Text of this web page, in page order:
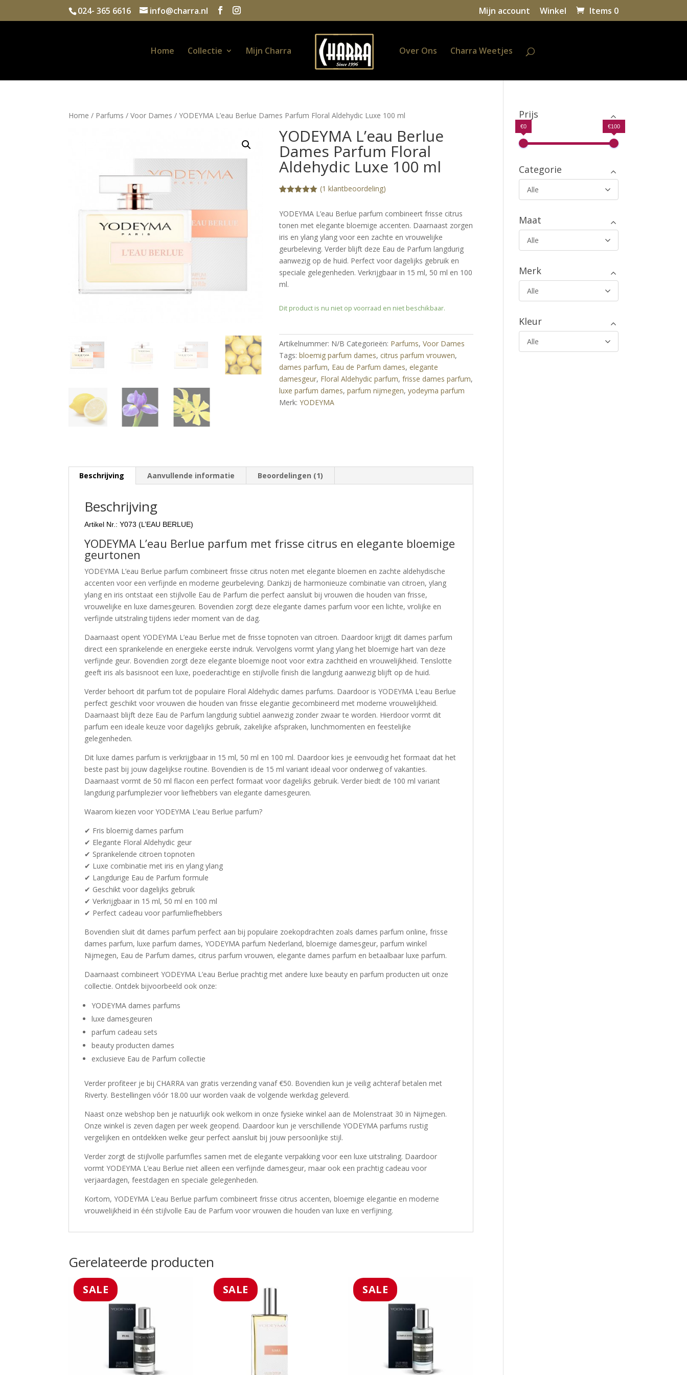
024- 365 6616 info@charra.nl Mijn account Winkel Items 0
Home Collectie Mijn Charra Over Ons Charra Weetjes
Home / Parfums /Voor Dames / YODEYMA L’eau Berlue Dames Parfum Floral Aldehydic Luxe 100 ml
YODEYMA L’eau Berlue
Dames Parfum Floral
Aldehydic Luxe 100 ml
gebaseerd
klantbeoorde
ling
(1 klantbeoordeling)
YODEYMA L’eau Berlue parfum combineert frisse citrus
tonen met elegante bloemige accenten. Daarnaast zorgen
iris en ylang ylang voor een zachte en vrouwelijke
geurbeleving. Verder blijft deze Eau de Parfum langdurig
aanwezig op de huid. Perfect voor dagelijks gebruik en
speciale gelegenheden. Verkrijgbaar in 15 ml, 50 ml en 100
ml.
Dit product is nu niet op voorraad en niet beschikbaar.
Artikelnummer: N/B Categorieën: Parfums,Voor Dames
Tags:bloemig parfum dames,citrus parfum vrouwen,
dames parfum, Eau de Parfum dames,elegante
damesgeur, Floral Aldehydic parfum,frisse dames parfum,
luxe parfum dames,parfum nijmegen,yodeyma parfum
Merk:YODEYMA
Beschrijving Aanvullende informatie Beoordelingen (1)
Beschrijving
Artikel Nr.: Y073 (L’EAU BERLUE)
YODEYMA L’eau Berlue parfum met frisse citrus en elegante bloemige
geurtonen
YODEYMA L’eau Berlue parfum combineert frisse citrus noten met elegante bloemen en zachte aldehydische
accenten voor een verfijnde en moderne geurbeleving. Dankzij de harmonieuze combinatie van citroen, ylang
ylang en iris ontstaat een stijlvolle Eau de Parfum die perfect aansluit bij vrouwen die houden van frisse,
vrouwelijke en luxe damesgeuren. Bovendien zorgt deze elegante dames parfum voor een lichte, vrolijke en
verfijnde uitstraling tijdens ieder moment van de dag.
Daarnaast opent YODEYMA L’eau Berlue met de frisse topnoten van citroen. Daardoor krijgt dit dames parfum
direct een sprankelende en energieke eerste indruk. Vervolgens vormt ylang ylang het bloemige hart van deze
verfijnde geur. Bovendien zorgt deze elegante bloemige noot voor extra zachtheid en vrouwelijkheid. Tenslotte
geeft iris als basisnoot een luxe, poederachtige en stijlvolle finish die langdurig aanwezig blijft op de huid.
Verder behoort dit parfum tot de populaire Floral Aldehydic dames parfums. Daardoor is YODEYMA L’eau Berlue
perfect geschikt voor vrouwen die houden van frisse elegantie gecombineerd met moderne vrouwelijkheid.
Daarnaast blijft deze Eau de Parfum langdurig subtiel aanwezig zonder zwaar te worden. Hierdoor vormt dit
parfum een ideale keuze voor dagelijks gebruik, zakelijke afspraken, lunchmomenten en feestelijke
gelegenheden.
Dit luxe dames parfum is verkrijgbaar in 15 ml, 50 ml en 100 ml. Daardoor kies je eenvoudig het formaat dat het
beste past bij jouw dagelijkse routine. Bovendien is de 15 ml variant ideaal voor onderweg of vakanties.
Daarnaast vormt de 50 ml flacon een perfect formaat voor dagelijks gebruik. Verder biedt de 100 ml variant
langdurig parfumplezier voor liefhebbers van elegante damesgeuren.
Waarom kiezen voor YODEYMA L’eau Berlue parfum?
✔ Fris bloemig dames parfum
✔ Elegante Floral Aldehydic geur
✔ Sprankelende citroen topnoten
✔ Luxe combinatie met iris en ylang ylang
✔ Langdurige Eau de Parfum formule
✔ Geschikt voor dagelijks gebruik
✔ Verkrijgbaar in 15 ml, 50 ml en 100 ml
✔ Perfect cadeau voor parfumliefhebbers
Bovendien sluit dit dames parfum perfect aan bij populaire zoekopdrachten zoals dames parfum online, frisse
dames parfum, luxe parfum dames, YODEYMA parfum Nederland, bloemige damesgeur, parfum winkel
Nijmegen, Eau de Parfum dames, citrus parfum vrouwen, elegante dames parfum en betaalbaar luxe parfum.
Daarnaast combineert YODEYMA L’eau Berlue prachtig met andere luxe beauty en parfum producten uit onze
collectie. Ontdek bijvoorbeeld ook onze:
YODEYMA dames parfums
luxe damesgeuren
parfum cadeau sets
beauty producten dames
exclusieve Eau de Parfum collectie
Verder profiteer je bij CHARRA van gratis verzending vanaf €50. Bovendien kun je veilig achteraf betalen met
Riverty. Bestellingen vóór 18.00 uur worden vaak de volgende werkdag geleverd.
Naast onze webshop ben je natuurlijk ook welkom in onze fysieke winkel aan de Molenstraat 30 in Nijmegen.
Onze winkel is zeven dagen per week geopend. Daardoor kun je verschillende YODEYMA parfums rustig
vergelijken en ontdekken welke geur perfect aansluit bij jouw persoonlijke stijl.
Verder zorgt de stijlvolle parfumfles samen met de elegante verpakking voor een luxe uitstraling. Daardoor
vormt YODEYMA L’eau Berlue niet alleen een verfijnde damesgeur, maar ook een prachtig cadeau voor
verjaardagen, feestdagen en speciale gelegenheden.
Kortom, YODEYMA L’eau Berlue parfum combineert frisse citrus accenten, bloemige elegantie en moderne
vrouwelijkheid in één stijlvolle Eau de Parfum voor vrouwen die houden van luxe en verfijning.
Gerelateerde producten
SALE SALE SALE
Prijs
€0 €100
Categorie
Alle
Maat
Alle
Merk
Alle
Kleur
Alle